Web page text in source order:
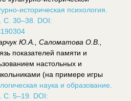
историческая психология.
30–38. DOI:
Ю.А., Саломатова О.В.,
показателей памяти и
настольных и
(на примере игры
наука и образование.
5–19. DOI: